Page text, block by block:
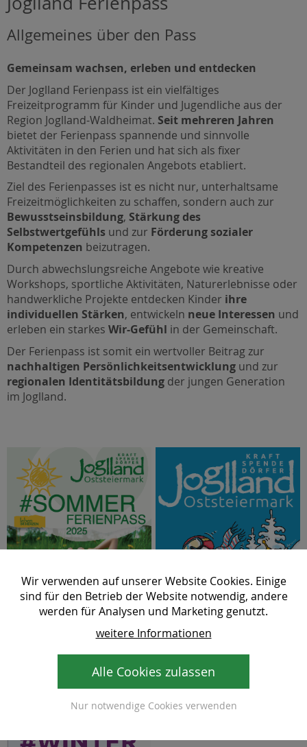
Allgemeines über den Pass
Gemeinsam wachsen, erleben und entdecken
Der Joglland Ferienpass ist ein vielfältiges
Freizeitprogramm für Kinder und Jugendliche aus der
Region Joglland-Waldheimat. Seit mehreren Jahren
bietet der Ferienpass spannende und sinnvolle
Aktivitäten in den Ferien und hat sich als fixer
Bestandteil des regionalen Angebots etabliert.
Ziel des Ferienpasses ist es nicht nur, unterhaltsame
Freizeitmöglichkeiten zu schaffen, sondern auch zur
Bewusstseinsbildung, Stärkung des
Selbstwertgefühls und zur Förderung sozialer
Kompetenzen beizutragen.
Durch abwechslungsreiche Angebote wie kreative
Workshops, sportliche Aktivitäten, Naturerlebnisse oder
handwerkliche Projekte entdecken Kinder ihre
individuellen Stärken, entwickeln neue Interessen und
erleben ein starkes Wir-Gefühl in der Gemeinschaft.
Der Ferienpass ist somit ein wertvoller Beitrag zur
nachhaltigen Persönlichkeitsentwicklung und zur
regionalen Identitätsbildung der jungen Generation
im Joglland.
Sommerferienpass 2025
Joglland Winterferienpass
2024/2025
Wir verwenden auf unserer Website Cookies. Einige
sind für den Betrieb der Website notwendig, andere
werden für Analysen und Marketing genutzt.
weitere Informationen
Alle Cookies zulassen
Nur notwendige Cookies verwenden